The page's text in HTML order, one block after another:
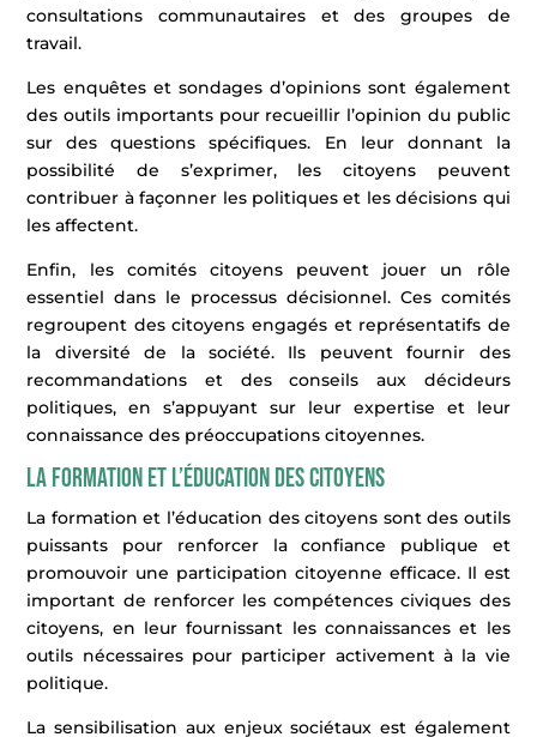
consultations communautaires et des groupes de
travail.
Les enquêtes et sondages d’opinions sont également
des outils importants pour recueillir l’opinion du public
sur des questions spécifiques. En leur donnant la
possibilité de s’exprimer, les citoyens peuvent
contribuer à façonner les politiques et les décisions qui
les affectent.
Enfin, les comités citoyens peuvent jouer un rôle
essentiel dans le processus décisionnel. Ces comités
regroupent des citoyens engagés et représentatifs de
la diversité de la société. Ils peuvent fournir des
recommandations et des conseils aux décideurs
politiques, en s’appuyant sur leur expertise et leur
connaissance des préoccupations citoyennes.
La formation et l’éducation des citoyens
La formation et l’éducation des citoyens sont des outils
puissants pour renforcer la confiance publique et
promouvoir une participation citoyenne efficace. Il est
important de renforcer les compétences civiques des
citoyens, en leur fournissant les connaissances et les
outils nécessaires pour participer activement à la vie
politique.
La sensibilisation aux enjeux sociétaux est également